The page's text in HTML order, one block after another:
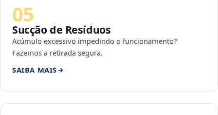
05
Sucção de Resíduos
Acúmulo excessivo impedindo o funcionamento?
Fazemos a retirada segura.
SAIBA MAIS